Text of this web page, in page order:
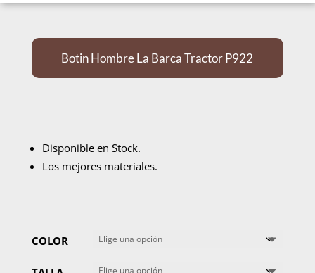
Botin Hombre La Barca Tractor P922
Disponible en Stock.
Los mejores materiales.
COLOR